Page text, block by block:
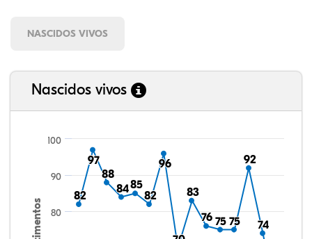
NASCIDOS VIVOS
Nascidos vivos
82
82
97
97
88
88
84
8485
85
82
82
96
96
83
83
76
76 75
75 75
75
92
92
74
74
80
90
100